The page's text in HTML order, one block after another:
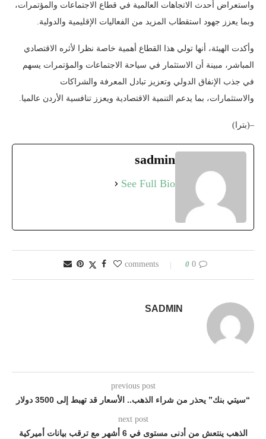
واستعراض أحدث الاتجاهات العالمية في قطاع الاجتماعات والمؤتمرات،
وبما يعزز جهود استقطاب المزيد من الفعاليات الإقليمية والدولية.
وأكدت الهيئة، أنها تولي هذا القطاع أهمية خاصة نظرا لأثره الاقتصادي
المباشر، مبينة أن الاستثمار في سياحة الاجتماعات والمؤتمرات يسهم
في جذب الإنفاق الدولي وتعزيز تبادل المعرفة والشراكات
والاستثمارات، بما يدعم التنمية الاقتصادية ويعزز تنافسية الأردن عالميا.
–(بترا)
sadmin
See Full Bio
0 comments
0
SADMIN
previous post
“سيتي بنك” يحذر من شراء الذهب.. الأسعار قد تهبط إلى 3500 دولار
next post
الذهب ينتعش من أدنى مستوى في 6 أشهر مع ترقب بيانات أميركية